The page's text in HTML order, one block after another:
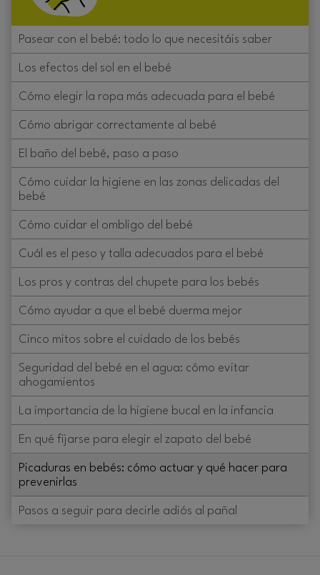
Pasear con el bebé: todo lo que necesitáis saber
Los efectos del sol en el bebé
Cómo elegir la ropa más adecuada para el bebé
Cómo abrigar correctamente al bebé
El baño del bebé, paso a paso
Cómo cuidar la higiene en las zonas delicadas del
bebé
Cómo cuidar el ombligo del bebé
Cuál es el peso y talla adecuados para el bebé
Los pros y contras del chupete para los bebés
Cómo ayudar a que el bebé duerma mejor
Cinco mitos sobre el cuidado de los bebés
Seguridad del bebé en el agua: cómo evitar
ahogamientos
La importancia de la higiene bucal en la infancia
En qué fijarse para elegir el zapato del bebé
Picaduras en bebés: cómo actuar y qué hacer para
prevenirlas
Pasos a seguir para decirle adiós al pañal